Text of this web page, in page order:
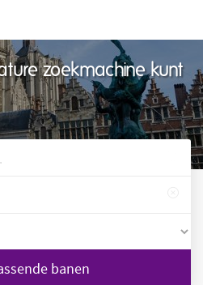
zoekmachine kunt
banen